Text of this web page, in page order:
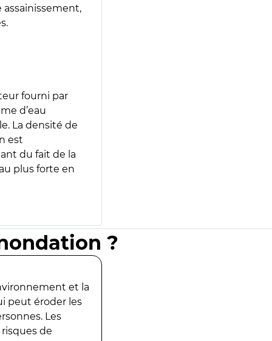
fourni par
d’eau
La densité de
est
du fait de la
plus forte en
?
et la
peut éroder les
Les
de